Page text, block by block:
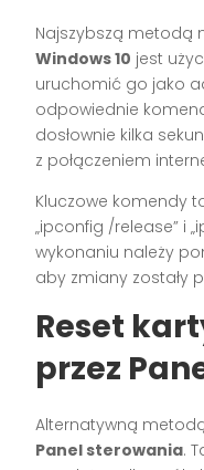
Najszybszą metodą
Windows 10 jest
uruchomić go jako
odpowiednie
dosłownie kilka
z połączeniem
Kluczowe komendy
„ipconfig /release” i
wykonaniu należy
aby zmiany zostały
Reset
przez
Alternatywną
Panel sterowania.